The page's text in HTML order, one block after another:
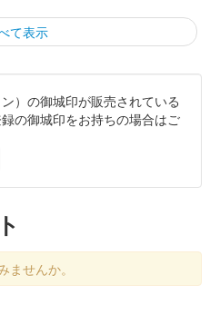
て表示
定版（菜の花）
版
）の御城印が販売されている
の御城印をお持ちの場合はご
せんか。